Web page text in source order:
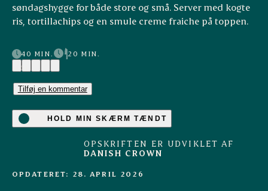
søndagshygge for både store og små. Server med kogte
ris, tortillachips og en smule creme fraiche på toppen.
40 MIN.
20 MIN.
(6)
Tilføj en kommentar
HOLD MIN SKÆRM TÆNDT
OPSKRIFTEN ER UDVIKLET AF
DANISH CROWN
OPDATERET: 28. APRIL 2026